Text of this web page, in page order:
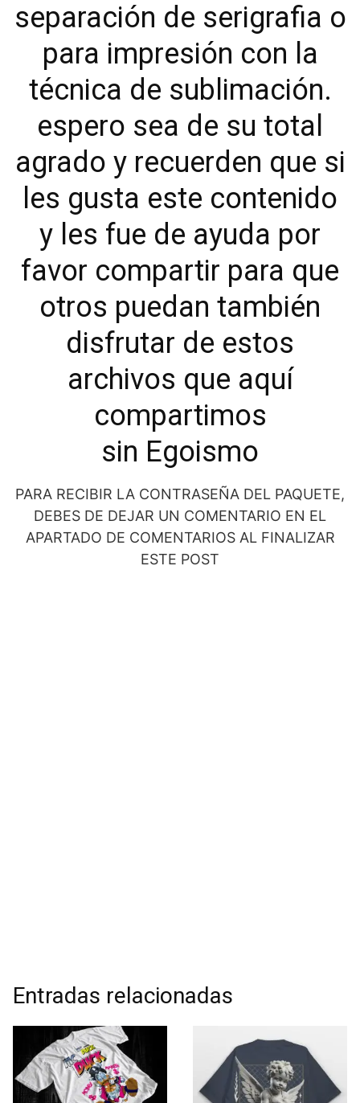
separación de serigrafia o
para impresión con la
técnica de sublimación.
espero sea de su total
agrado y recuerden que si
les gusta este contenido
y les fue de ayuda por
favor compartir para que
otros puedan también
disfrutar de estos
archivos que aquí
compartimos
sin Egoismo
PARA RECIBIR LA CONTRASEÑA DEL PAQUETE,
DEBES DE DEJAR UN COMENTARIO EN EL
APARTADO DE COMENTARIOS AL FINALIZAR
ESTE POST
Entradas relacionadas